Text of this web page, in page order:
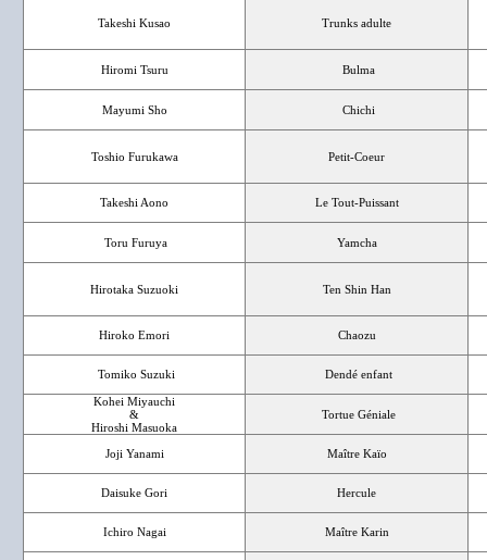
Takeshi Kusao Trunks adulte
Hiromi Tsuru Bulma
Mayumi Sho Chichi
Toshio Furukawa Petit-Coeur
Takeshi Aono Le Tout-Puissant
Toru Furuya Yamcha
Hirotaka Suzuoki Ten Shin Han
Hiroko Emori Chaozu
Tomiko Suzuki Dendé enfant
Kohei Miyauchi
&
Hiroshi Masuoka
Tortue Géniale
Joji Yanami Maître Kaïo
Daisuke Gori Hercule
Ichiro Nagai Maître Karin